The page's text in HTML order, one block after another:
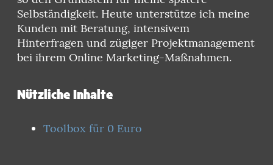
Selbständigkeit. Heute unterstütze ich meine
Kunden mit Beratung, intensivem
Hinterfragen und zügiger Projektmanagement
bei ihrem Online Marketing-Maßnahmen.
Nützliche Inhalte
Toolbox für 0 Euro